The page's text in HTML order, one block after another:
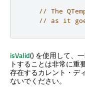
// The
// as it
isValid() を使用して、
トすることは非常に重
存在するカレント・デ
ないでください。